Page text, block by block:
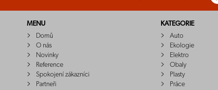
MENU
Domů
O nás
Novinky
Reference
Spokojení zákazníci
Partneři
KATEGORIE
Auto
Ekologie
Elektro
Obaly
Plasty
Práce